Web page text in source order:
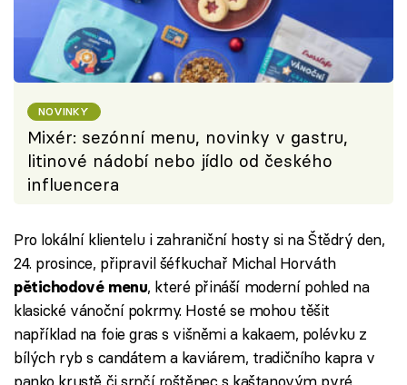
NOVINKY
Mixér: sezónní menu, novinky v gastru,
litinové nádobí nebo jídlo od českého
influencera
Pro lokální klientelu i zahraniční hosty si na Štědrý den,
24. prosince, připravil šéfkuchař Michal Horváth
pětichodové menu, které přináší moderní pohled na
klasické vánoční pokrmy. Hosté se mohou těšit
například na foie gras s višněmi a kakaem, polévku z
bílých ryb s candátem a kaviárem, tradičního kapra v
panko krustě či srnčí roštěnec s kaštanovým pyré.